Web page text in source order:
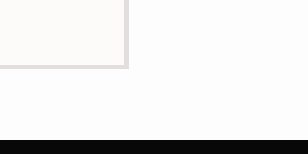
追加または削除・利用
する個人情報は一切含ま